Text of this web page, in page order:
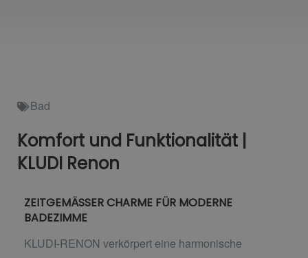
Bad
Komfort und Funktionalität |
KLUDI Renon
ZEITGEMÄSSER CHARME FÜR MODERNE
BADEZIMME
KLUDI-RENON verkörpert eine harmonische